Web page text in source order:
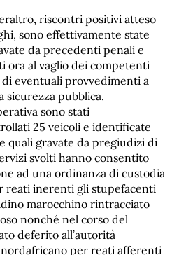
riscontri positivi atteso
sono effettivamente state
da precedenti penali e
ora al vaglio dei competenti
eventuali provvedimenti a
sicurezza pubblica.
sono stati
25 veicoli e identificate
quali gravate da pregiudizi di
svolti hanno consentito
ad una ordinanza di custodia
reati inerenti gli stupefacenti
marocchino rintracciato
nonché nel corso del
deferito all’autorità
per reati afferenti